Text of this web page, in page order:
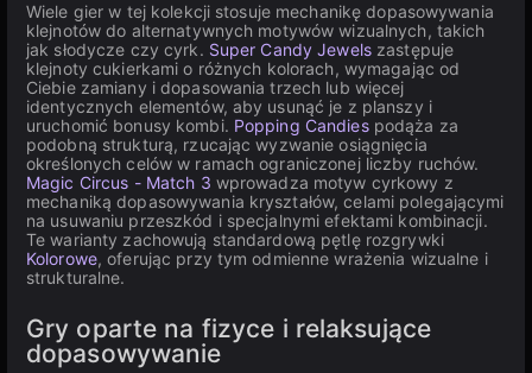
Wiele gier w tej kolekcji stosuje mechanikę dopasowywania
klejnotów do alternatywnych motywów wizualnych, takich
jak słodycze czy cyrk. Super Candy Jewelszastępuje
klejnoty cukierkami o różnych kolorach, wymagając od
Ciebie zamiany i dopasowania trzech lub więcej
identycznych elementów, aby usunąć je z planszy i
uruchomić bonusy kombi. Popping Candiespodąża za
podobną strukturą, rzucając wyzwanie osiągnięcia
określonych celów w ramach ograniczonej liczby ruchów.
Magic Circus - Match 3 wprowadza motyw cyrkowy z
mechaniką dopasowywania kryształów, celami polegającymi
na usuwaniu przeszkód i specjalnymi efektami kombinacji.
Te warianty zachowują standardową pętlę rozgrywki
Kolorowe, oferując przy tym odmienne wrażenia wizualne i
strukturalne.
Gry oparte na fizyce i relaksujące
dopasowywanie